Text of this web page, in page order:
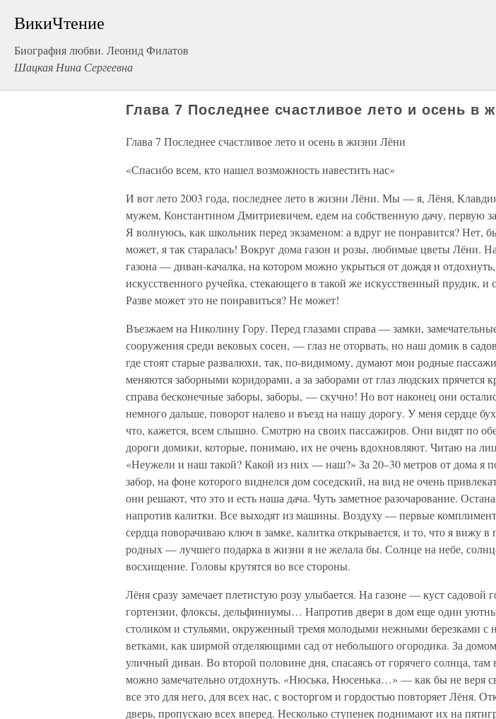
ВикиЧтение
Биография любви. Леонид Филатов
Шацкая Нина Сергеевна
Глава 7 Последнее счастливое лето и осень в
Глава 7 Последнее счастливое лето и осень в жизни Лёни
«Спасибо всем, кто нашел возможность навестить нас»
И вот лето 2003 года, последнее лето в жизни Лёни. Мы — я, Лёня,
мужем, Константином Дмитриевичем, едем на собственную дачу, первую
Я волнуюсь, как школьник перед экзаменом: а вдруг не понравится? Нет,
может, я так старалась! Вокруг дома газон и розы, любимые цветы Лёни.
газона — диван-качалка, на котором можно укрыться от дождя и
искусственного ручейка, стекающего в такой же искусственный прудик, и
Разве может это не понравиться? Не может!
Въезжаем на Николину Гору. Перед глазами справа — замки,
сооружения среди вековых сосен, — глаз не оторвать, но наш домик в
где стоят старые развалюхи, так, по-видимому, думают мои родные
меняются заборными коридорами, а за заборами от глаз людских прячется
справа бесконечные заборы, заборы, — скучно! Но вот наконец они
немного дальше, поворот налево и въезд на нашу дорогу. У меня сердце
что, кажется, всем слышно. Смотрю на своих пассажиров. Они видят по
дороги домики, которые, понимаю, их не очень вдохновляют. Читаю на
«Неужели и наш такой? Какой из них — наш?» За 20–30 метров от дома я
забор, на фоне которого виднелся дом соседский, на вид не очень
они решают, что это и есть наша дача. Чуть заметное разочарование.
напротив калитки. Все выходят из машины. Воздуху — первые
сердца поворачиваю ключ в замке, калитка открывается, и то, что я вижу в
родных — лучшего подарка в жизни я не желала бы. Солнце на небе,
восхищение. Головы крутятся во все стороны.
Лёня сразу замечает плетистую розу улыбается. На газоне — куст садовой
гортензии, флоксы, дельфиниумы… Напротив двери в дом еще один
столиком и стульями, окруженный тремя молодыми нежными березками с
ветками, как ширмой отделяющими сад от небольшого огородика. За
уличный диван. Во второй половине дня, спасаясь от горячего солнца, там
можно замечательно отдохнуть. «Нюська, Нюсенька…» — как бы не веря
все это для него, для всех нас, с восторгом и гордостью повторяет Лёня.
дверь, пропускаю всех вперед. Несколько ступенек поднимают их на